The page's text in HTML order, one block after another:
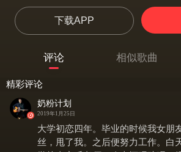
阿姨看见了说小哥，你是一个多才
他说阿姨你可别夸我，姑娘可瞧不
他没有钱，没有权，只有一把
他工作很努力事业心也强，每天四点不
他说阿姨你可说对了，这回在
他有了钱有了权，有了一群姑
虽然他现在有房有车，可暗恋的那个
下载APP
评论 相似歌曲
精彩评论
奶粉计划
2019年1月25日
大学初恋四年。毕业的时候我女朋
丝，甩了我。之后便努力工作。白